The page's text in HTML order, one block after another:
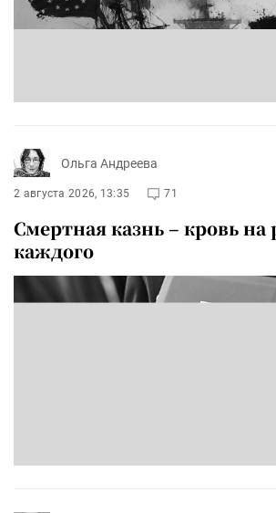
Ольга Андреева
2 августа 2026, 13:35 71
Смертная казнь – кровь на
каждого